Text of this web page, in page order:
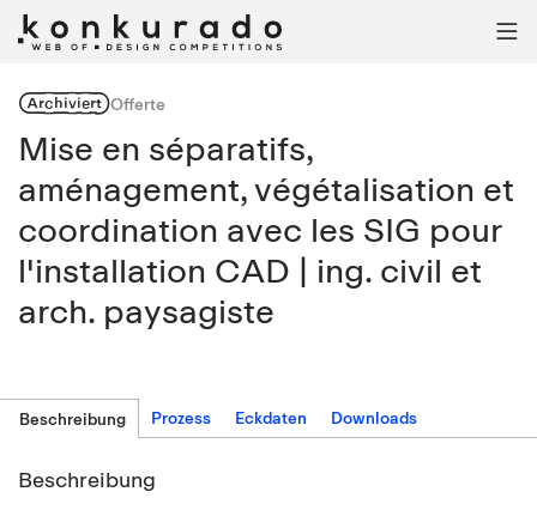

ArchiviertOfferte
Mise en séparatifs,
aménagement, végétalisation et
coordination avec les SIG pour
l'installation CAD | ing. civil et
arch. paysagiste
Beschreibung Prozess Eckdaten Downloads
Beschreibung